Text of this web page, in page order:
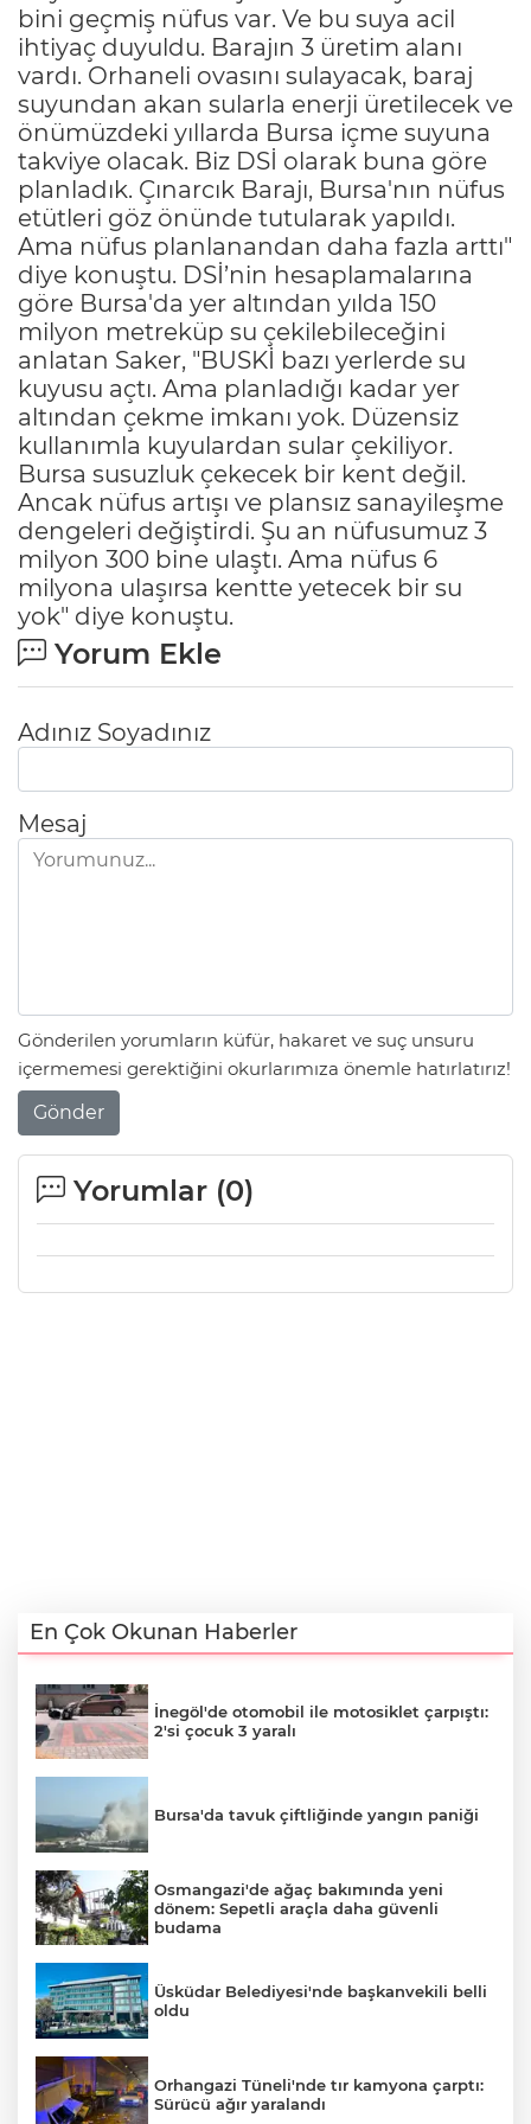
bini geçmiş nüfus var. Ve bu suya acil
ihtiyaç duyuldu. Barajın 3 üretim alanı
vardı. Orhaneli ovasını sulayacak, baraj
suyundan akan sularla enerji üretilecek ve
önümüzdeki yıllarda Bursa içme suyuna
takviye olacak. Biz DSİ olarak buna göre
planladık. Çınarcık Barajı, Bursa'nın nüfus
etütleri göz önünde tutularak yapıldı.
Ama nüfus planlanandan daha fazla arttı"
diye konuştu. DSİ’nin hesaplamalarına
göre Bursa'da yer altından yılda 150
milyon metreküp su çekilebileceğini
anlatan Saker, "BUSKİ bazı yerlerde su
kuyusu açtı. Ama planladığı kadar yer
altından çekme imkanı yok. Düzensiz
kullanımla kuyulardan sular çekiliyor.
Bursa susuzluk çekecek bir kent değil.
Ancak nüfus artışı ve plansız sanayileşme
dengeleri değiştirdi. Şu an nüfusumuz 3
milyon 300 bine ulaştı. Ama nüfus 6
milyona ulaşırsa kentte yetecek bir su
yok" diye konuştu.
Yorum Ekle
Adınız Soyadınız
Mesaj
Gönderilen yorumların küfür, hakaret ve suç unsuru
içermemesi gerektiğini okurlarımıza önemle hatırlatırız!
Gönder
Yorumlar (0)
En Çok Okunan Haberler
İnegöl'de otomobil ile motosiklet çarpıştı:
2'si çocuk 3 yaralı
Bursa'da tavuk çiftliğinde yangın paniği
Osmangazi'de ağaç bakımında yeni
dönem: Sepetli araçla daha güvenli
budama
Üsküdar Belediyesi'nde başkanvekili belli
oldu
Orhangazi Tüneli'nde tır kamyona çarptı:
Sürücü ağır yaralandı